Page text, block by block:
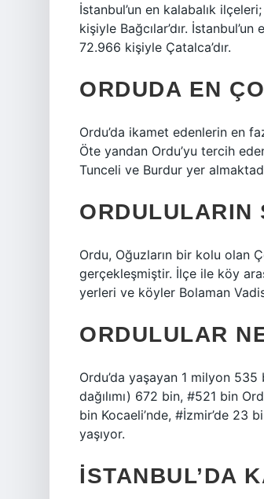
İstanbul’un en kalabalık
kişiyle Bağcılar’dır.
72.966 kişiyle Çatalca’dır.
ORDUDA EN
Ordu’da ikamet edenlerin en
Öte yandan Ordu’yu tercih
Tunceli ve Burdur yer
ORDULULARIN
Ordu, Oğuzların bir kolu olan
gerçekleşmiştir. İlçe ile köy
yerleri ve köyler Bolaman
ORDULULAR
Ordu’da yaşayan 1 milyon
dağılımı) 672 bin, #521 bin
bin Kocaeli’nde, #İzmir’de 23
yaşıyor.
İSTANBUL’DA